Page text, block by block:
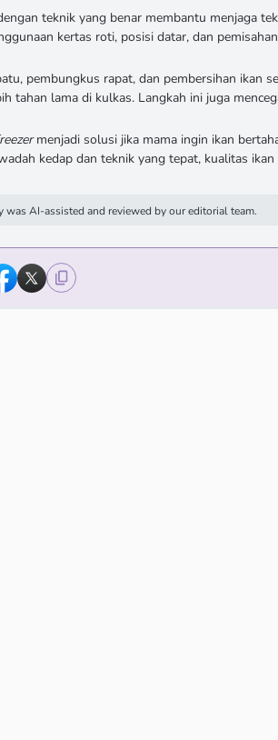
teknik yang benar membantu menjaga
kertas roti, posisi datar, dan
pembungkus rapat, dan pembersihan ikan
tahan lama di kulkas. Langkah ini juga
menjadi solusi jika mama ingin ikan
kedap dan teknik yang tepat, kualitas
was AI-assisted and reviewed by our editorial team.